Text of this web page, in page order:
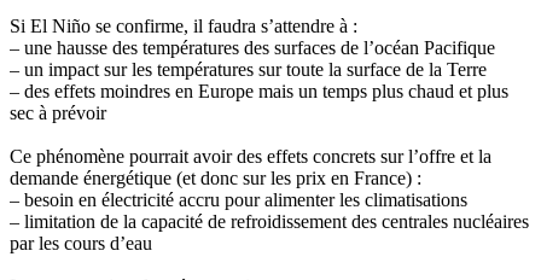
Si El Niño se confirme, il faudra s’attendre à :
– une hausse des températures des surfaces de l’océan Pacifique
– un impact sur les températures sur toute la surface de la Terre
– des effets moindres en Europe mais un temps plus chaud et plus
sec à prévoir
Ce phénomène pourrait avoir des effets concrets sur l’offre et la
demande énergétique (et donc sur les prix en France) :
– besoin en électricité accru pour alimenter les climatisations
– limitation de la capacité de refroidissement des centrales nucléaires
par les cours d’eau